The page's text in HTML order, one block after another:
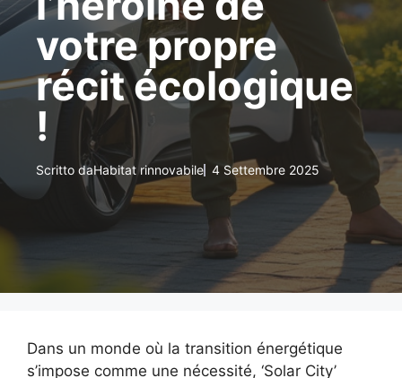
votre propre
récit écologique
!
Scritto daHabitat rinnovabile 4 Settembre 2025
Dans un monde où la transition énergétique
s’impose comme une nécessité, ‘Solar City’